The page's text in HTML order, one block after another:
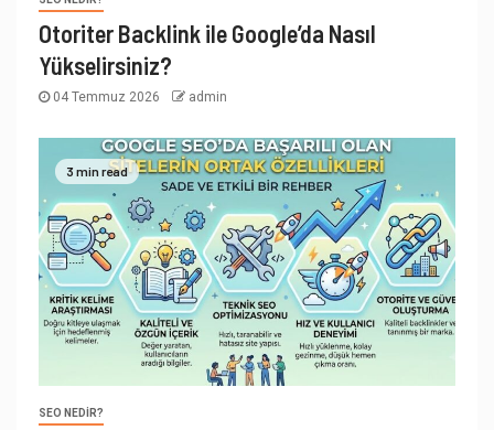
Otoriter Backlink ile Google’da Nasıl
Yükselirsiniz?
04 Temmuz 2026 admin
3 min read
SEO NEDIR?